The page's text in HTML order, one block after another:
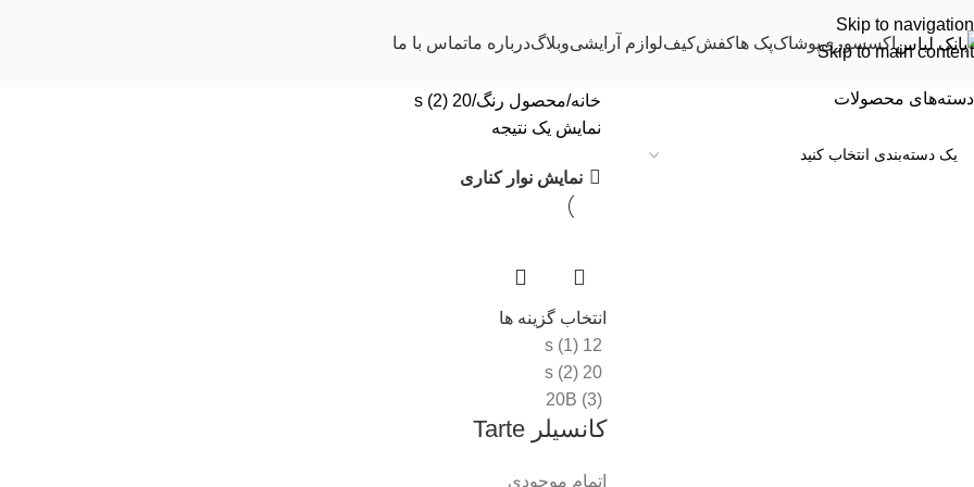
Skip to navigation
Skip to main content
اکسسوریپوشاکپک هاکفشکیفلوازم آرایشیوبلاگدرباره ماتماس با ما
دسته‌های محصولات خانه محصول رنگ 20 s (2)
نمایش یک نتیجه
نمایش نوار کناری
انتخاب گزینه ها
12 s (1)
20 s (2)
20B (3)
کانسیلر Tarte
اتمام موجودی